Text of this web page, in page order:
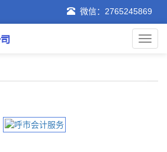
微信：2765245869